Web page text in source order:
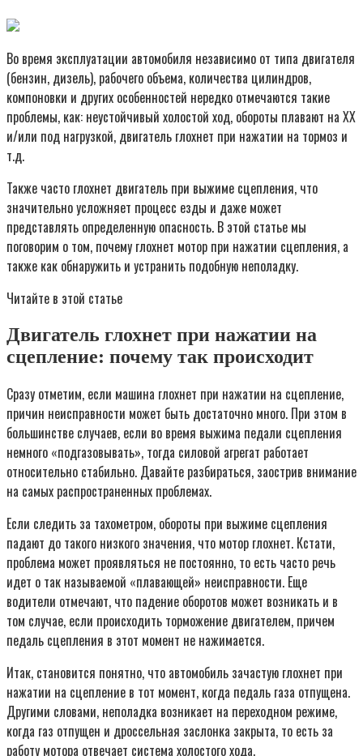
Во время эксплуатации автомобиля независимо от типа двигателя
(бензин, дизель), рабочего объема, количества цилиндров,
компоновки и других особенностей нередко отмечаются такие
проблемы, как: неустойчивый холостой ход, обороты плавают на ХХ
и/или под нагрузкой, двигатель глохнет при нажатии на тормоз и
т.д.
Также часто глохнет двигатель при выжиме сцепления, что
значительно усложняет процесс езды и даже может
представлять определенную опасность. В этой статье мы
поговорим о том, почему глохнет мотор при нажатии сцепления, а
также как обнаружить и устранить подобную неполадку.
Читайте в этой статье
Двигатель глохнет при нажатии на
сцепление: почему так происходит
Сразу отметим, если машина глохнет при нажатии на сцепление,
причин неисправности может быть достаточно много. При этом в
большинстве случаев, если во время выжима педали сцепления
немного «подгазовывать», тогда силовой агрегат работает
относительно стабильно. Давайте разбираться, заострив внимание
на самых распространенных проблемах.
Если следить за тахометром, обороты при выжиме сцепления
падают до такого низкого значения, что мотор глохнет. Кстати,
проблема может проявляться не постоянно, то есть часто речь
идет о так называемой «плавающей» неисправности. Еще
водители отмечают, что падение оборотов может возникать и в
том случае, если происходить торможение двигателем, причем
педаль сцепления в этот момент не нажимается.
Итак, становится понятно, что автомобиль зачастую глохнет при
нажатии на сцепление в тот момент, когда педаль газа отпущена.
Другими словами, неполадка возникает на переходном режиме,
когда газ отпущен и дроссельная заслонка закрыта, то есть за
работу мотора отвечает система холостого хода.